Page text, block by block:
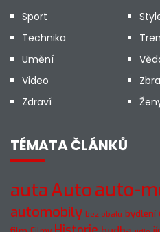
Sport
Technika
Umění
Video
Zdraví
TÉMATA ČLÁNKŮ
autaAutoauto-
automobily bez obalu bydlení